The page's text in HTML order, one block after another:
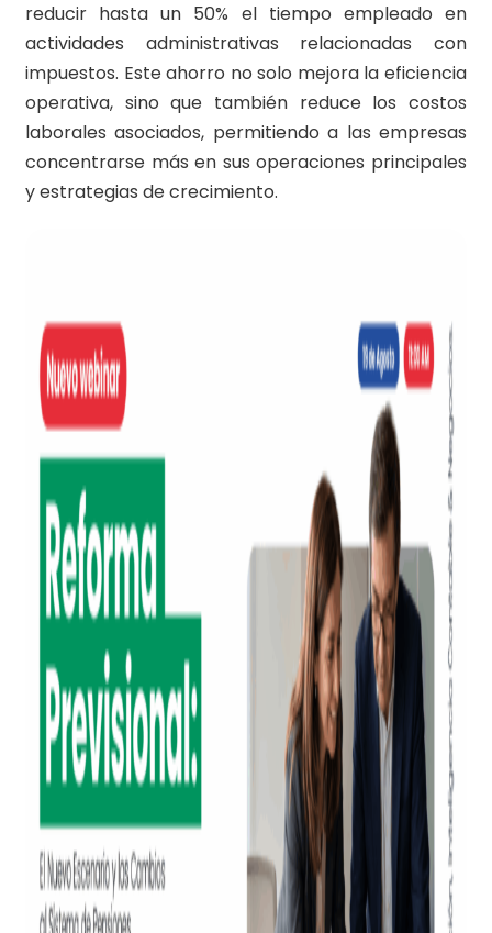
reducir hasta un 50% el tiempo empleado en
actividades administrativas relacionadas con
impuestos. Este ahorro no solo mejora la eficiencia
operativa, sino que también reduce los costos
laborales asociados, permitiendo a las empresas
concentrarse más en sus operaciones principales
y estrategias de crecimiento.